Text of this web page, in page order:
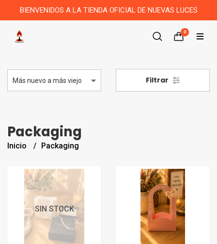
BIENVENIDOS A LA TIENDA OFICIAL DE NUEVAS LUCES
0
Filtrar
Packaging
Inicio Packaging
SIN STOCK